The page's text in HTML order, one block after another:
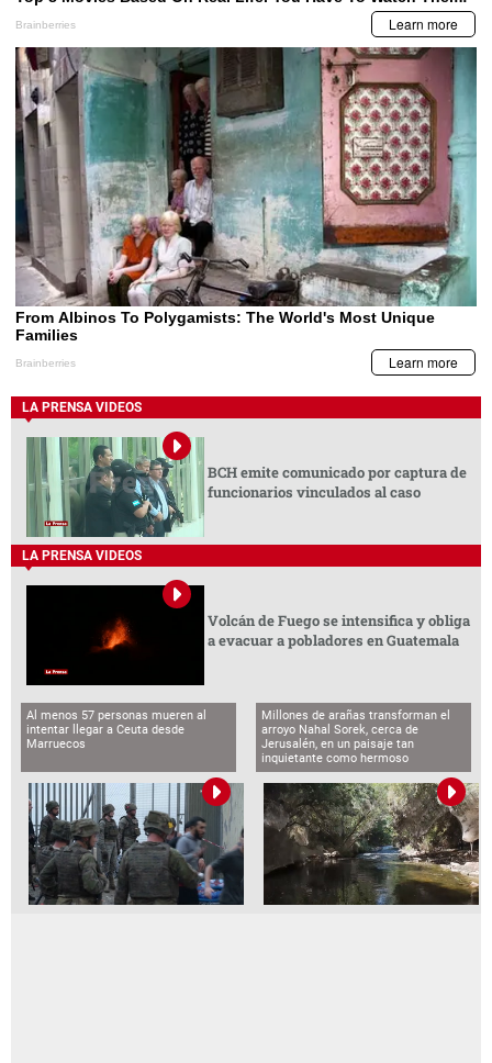
LA PRENSA VIDEOS
BCH emite comunicado por captura de
funcionarios vinculados al caso
LA PRENSA VIDEOS
Volcán de Fuego se intensifica y obliga
a evacuar a pobladores en Guatemala
Al menos 57 personas mueren al
intentar llegar a Ceuta desde
Marruecos
Millones de arañas transforman el
arroyo Nahal Sorek, cerca de
Jerusalén, en un paisaje tan
inquietante como hermoso